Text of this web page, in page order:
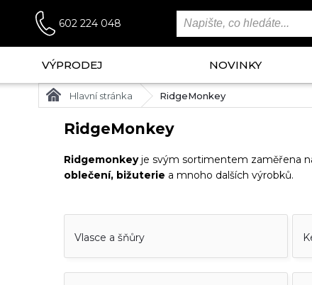
602 224 048
VÝPRODEJ NOVINKY
Hlavní stránka RidgeMonkey
RidgeMonkey
Ridgemonkeyje svým sortimentem zaměřena
oblečení, bižuterie a mnoho dalších výrobků.
Vlasce a šňůry